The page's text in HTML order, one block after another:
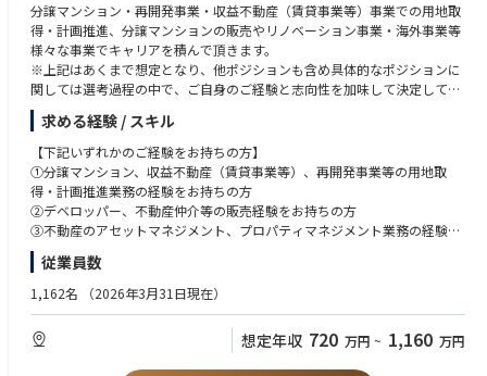
分譲マンション・再開発事業・収益不動産（賃貸事業等）事業での用地取
得・計画推進、分譲マンションの販売やリノベーション事業・海外事業等
様々な事業でキャリアを積んで頂きます。
※上記はあくまで想定となり、他ポジションも含め具体的なポジションに
関しては選考過程の中で、ご自身のご経験と志向性を加味して決定してい
きます。
※参考までにキャリア採用ホームページ・新卒採用ホームページをご参照
下さい。
https://www.mec-r.com/career_info/index.html
https://www.mec-r.com/recruting_board/
求める経験 / スキル
【下記いずれかのご経験をお持ちの方】
①分譲マンション、収益不動産（賃貸事業等）、再開発事業等の用地取
得・計画推進業務の経験をお持ちの方
②デベロッパー、不動産仲介等の販売経験をお持ちの方
③不動産のアセットマネジメント、プロパティマネジメント業務の経験を
お持ちの方
④分譲マンションのアフターサービスなど顧客対応の経験をお持ちの方
【歓迎】
（入社後のサポート制度もあります）
従業員数
1,162名 （2026年3月31日現在）
想定年収 720 万円 ~ 1,160 万円